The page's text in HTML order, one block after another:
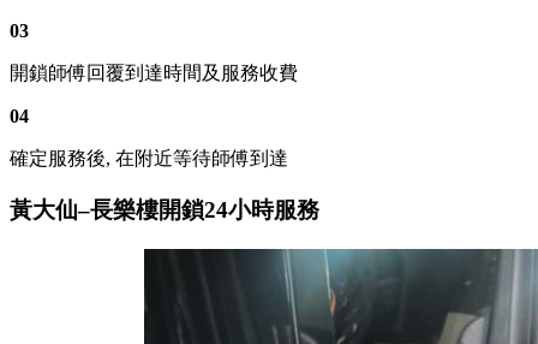
03
開鎖師傅回覆到達時間及服務收費
04
確定服務後, 在附近等待師傅到達
黃大仙–長樂樓開鎖24小時服務